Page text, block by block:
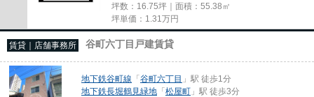
坪数：16.75坪｜面積：55.38㎡
坪単価： 1.31 万円
賃貸｜店舗事務所 谷町六丁目戸建賃貸
地下鉄谷町線 「谷町六丁目 」駅 徒歩1分
地下鉄長堀鶴見緑地 「松屋町 」駅 徒歩3分